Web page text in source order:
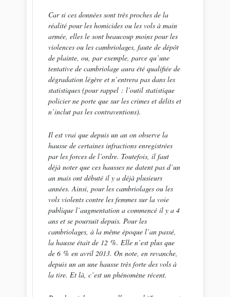
Car si ces données sont très proches de la
réalité pour les homicides ou les vols à main
armée, elles le sont beaucoup moins pour les
violences ou les cambriolages, faute de dépôt
de plainte, ou, par exemple, parce qu’une
tentative de cambriolage aura été qualifiée de
dégradation légère et n’entrera pas dans les
statistiques (pour rappel : l’outil statistique
policier ne porte que sur les crimes et délits et
n’inclut pas les contraventions).
Il est vrai que depuis un an on observe la
hausse de certaines infractions enregistrées
par les forces de l’ordre. Toutefois, il faut
déjà noter que ces hausses ne datent pas d’un
an mais ont débuté il y a déjà plusieurs
années. Ainsi, pour les cambriolages ou les
vols violents contre les femmes sur la voie
publique l’augmentation a commencé il y a 4
ans et se poursuit depuis. Pour les
cambriolages, à la même époque l’an passé,
la hausse était de 12 %. Elle n’est plus que
de 6 % en avril 2013. On note, en revanche,
depuis un an une hausse très forte des vols à
la tire. Et là, c’est un phénomène récent.